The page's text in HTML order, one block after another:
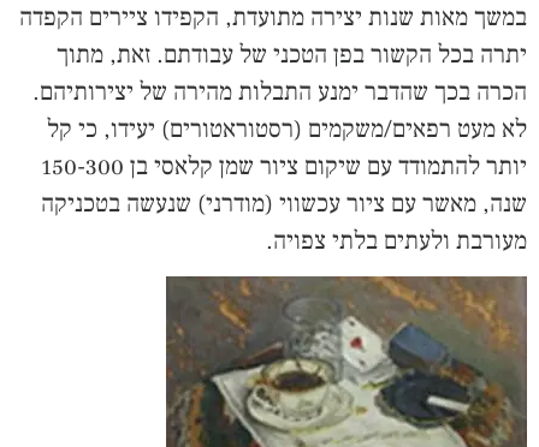
במשך מאות שנות יצירה מתועדת, הקפידו ציירים הקפדה
יתרה בכל הקשור בפן הטכני של עבודתם. זאת, מתוך
הכרה בכך שהדבר ימנע התבלות מהירה של יצירותיהם.
לא מעט רפאים/משקמים (רסטוראטורים) יעידו, כי קל
יותר להתמודד עם שיקום ציור שמן קלאסי בן 150-300
שנה, מאשר עם ציור עכשווי (מודרני) שנעשה בטכניקה
מעורבת ולעתים בלתי צפויה.